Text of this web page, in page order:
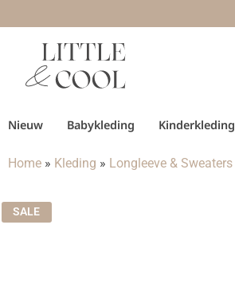
Nieuw Babykleding Kinderkleding
Home » Kleding » Longleeve & Sweaters
SALE